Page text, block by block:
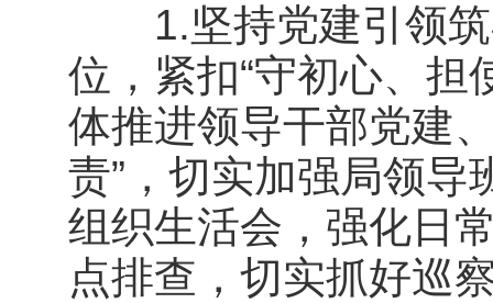
1.坚持党建引领筑
位，紧扣“守初心、担
体推进领导干部党建
责”，切实加强局领
组织生活会，强化日
点排查，切实抓好巡